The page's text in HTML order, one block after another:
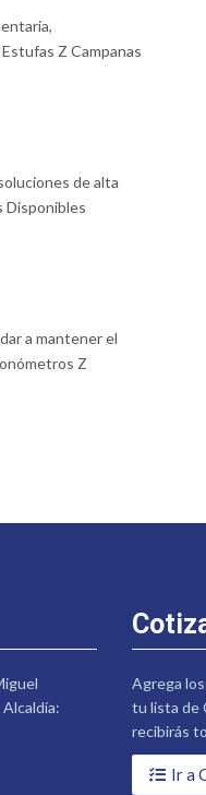
Z Campanas
de alta
Disponibles
a mantener el
Z
Agrega
tu lista de
recibirás
Ir a